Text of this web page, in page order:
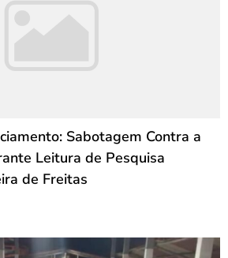
Sabotagem Contra a
Leitura de Pesquisa
de Freitas